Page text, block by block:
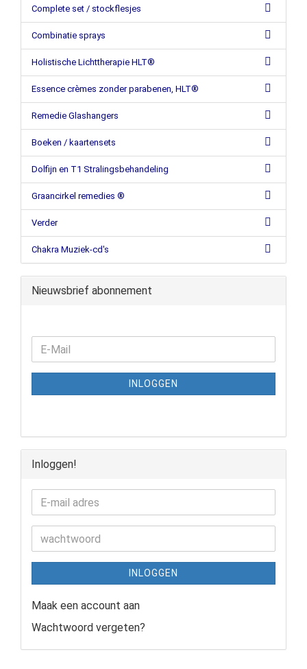
Complete set / stockflesjes
Combinatie sprays
Holistische Lichttherapie HLT®
Essence crèmes zonder parabenen, HLT®
Remedie Glashangers
Boeken / kaartensets
Dolfijn en T1 Stralingsbehandeling
Graancirkel remedies ®
Verder
Chakra Muziek-cd's
Nieuwsbrief abonnement
INLOGGEN
Inloggen!
INLOGGEN
Maak een account aan
Wachtwoord vergeten?